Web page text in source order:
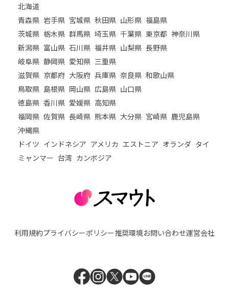
北海道
青森県 岩手県 宮城県 秋田県 山形県 福島県
茨城県 栃木県 群馬県 埼玉県 千葉県 東京都 神奈川県
新潟県 富山県 石川県 福井県 山梨県 長野県
岐阜県 静岡県 愛知県 三重県
滋賀県 京都府 大阪府 兵庫県 奈良県 和歌山県
鳥取県 島根県 岡山県 広島県 山口県
徳島県 香川県 愛媛県 高知県
福岡県 佐賀県 長崎県 熊本県 大分県 宮崎県 鹿児島県
沖縄県
ドイツ インドネシア アメリカ エストニア オランダ タイ
ミャンマー 台湾 カンボジア
利用規約プライバシーポリシー推奨環境お問い合わせ運営会社